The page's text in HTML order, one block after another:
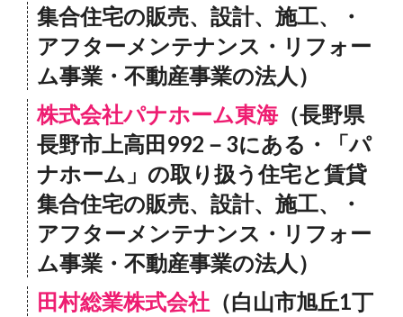
集合住宅の販売、設計、施工、・
アフターメンテナンス・リフォー
ム事業・不動産事業の法人）
株式会社パナホーム東海（長野県
長野市上高田992－3にある・「パ
ナホーム」の取り扱う住宅と賃貸
集合住宅の販売、設計、施工、・
アフターメンテナンス・リフォー
ム事業・不動産事業の法人）
田村総業株式会社 （白山市旭丘1丁